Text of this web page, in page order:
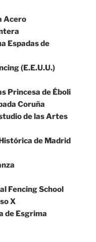
Acero
Espadas de
(E.E.U.U.)
Princesa de Éboli
Coruña
de las Artes
de Madrid
Fencing School
X
de Esgrima